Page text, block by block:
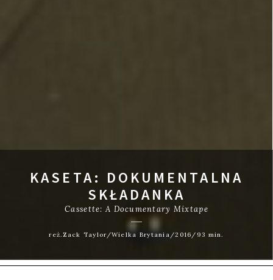
KASETA: DOKUMENTALNA
SKŁADANKA
Cassette: A Documentary Mixtape
reż.Zack Taylor/Wielka Brytania/2016/93 min.